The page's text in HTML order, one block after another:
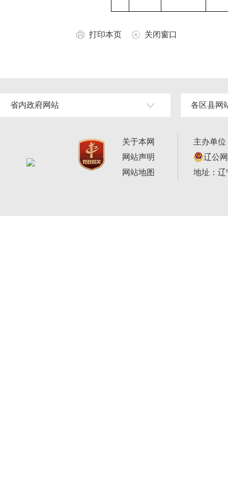
打印本页 关闭窗口
省内政府网站 各区县网
关于本网
网站声明
网站地图
主办单
辽公
地址：辽